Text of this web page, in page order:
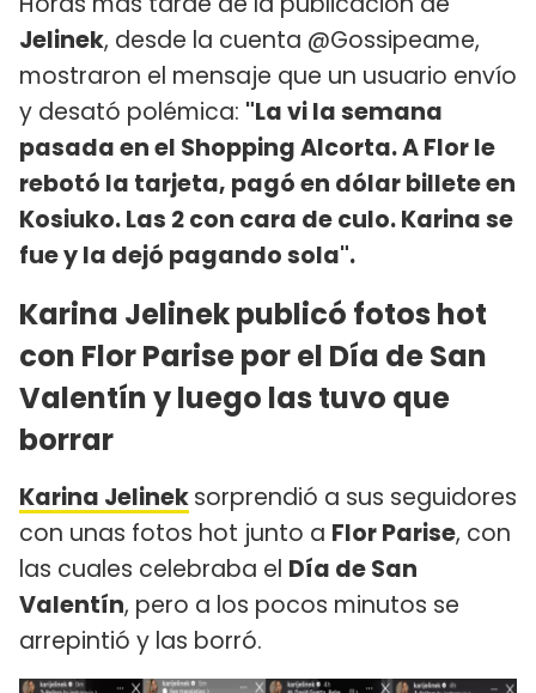
Jelinek, desde la cuenta @Gossipeame,
mostraron el mensaje que un usuario envío
y desató polémica: "La vi la semana
pasada en el Shopping Alcorta. A Flor le
rebotó la tarjeta, pagó en dólar billete en
Kosiuko. Las 2 con cara de culo. Karina se
fue y la dejó pagando sola".
Karina Jelinek publicó fotos hot
con Flor Parise por el Día de San
Valentín y luego las tuvo que
borrar
Karina Jelineksorprendió a sus seguidores
con unas fotos hot junto a Flor Parise, con
las cuales celebraba el Día de San
Valentín, pero a los pocos minutos se
arrepintió y las borró.